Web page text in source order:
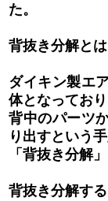
た。
背抜き分解と
ダイキン製エ
体となっており
背中のパーツ
り出すという
「背抜き分解
背抜き分解する